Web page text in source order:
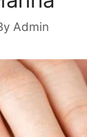
Admin